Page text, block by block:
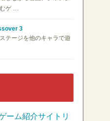
ゲ …
3
テージを他のキャラで遊
ーム紹介サイトリ